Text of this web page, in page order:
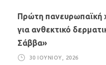
Πρώτη πανευρωπαϊκή
για ανθεκτικό
Σάββα»
30 ΙΟΥΝΊΟΥ, 2026